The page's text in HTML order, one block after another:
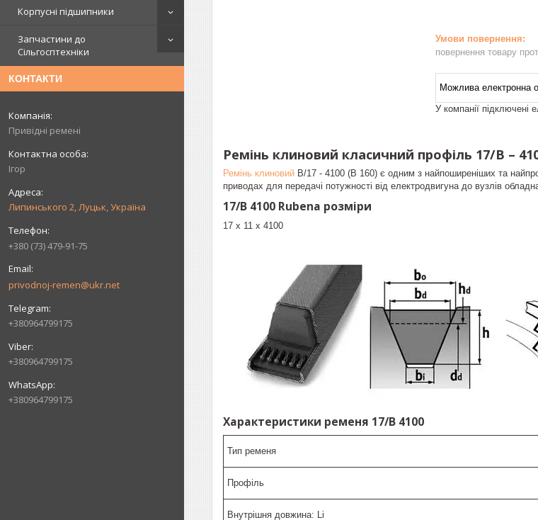
Корпусні підшипники
Запчастини до
Сільгосптехніки
КОНТАКТИ
Привідні ремені
Ігор
Липинського 2, Луцьк, Україна
+380 (73) 479-91-75
privodnoj-remen@ukr.net
+380964799175
+380964799175
+380964799175
повернення товару
У компанії підключені
Ремінь клиновий класичний профіль 17/B –
Ремінь клиновий B/17 - 4100 (B 160) є одним з найпоширеніших та
приводах для передачі потужності від електродвигуна до вузлів
17/B 4100 Rubena розміри
17 х 11 х 4100
Характеристики ременя 17/B 4100
Тип ременя
Профіль
Внутрішня довжина: Li